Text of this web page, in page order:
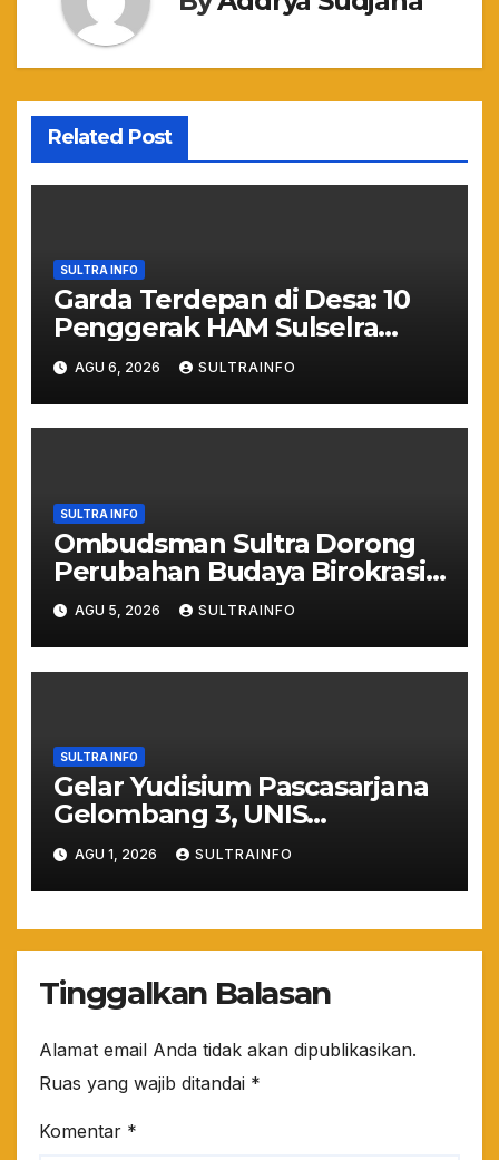
Related Post
SULTRA INFO
Garda Terdepan di Desa: 10
Penggerak HAM Sulselra
Resmi Bertugas Mengawal
Asta Cita Prabowo
AGU 6, 2026 SULTRAINFO
SULTRA INFO
Ombudsman Sultra Dorong
Perubahan Budaya Birokrasi
Lewat Penilaian
Maladministrasi 2026
AGU 5, 2026 SULTRAINFO
SULTRA INFO
Gelar Yudisium Pascasarjana
Gelombang 3, UNIS
Tangerang Cetak 243
Magister Berdaya Saing
Global dari Pelosok Negeri
hingga Mancanegara
AGU 1, 2026 SULTRAINFO
Tinggalkan Balasan
Alamat email Anda tidak akan dipublikasikan.
Ruas yang wajib ditandai *
Komentar *